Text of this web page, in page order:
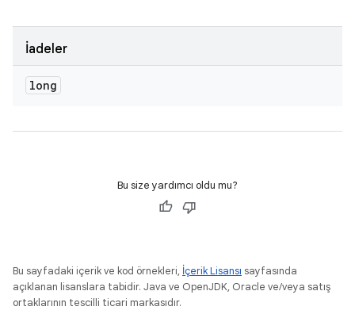
İadeler
long
Bu size yardımcı oldu mu?
Bu sayfadaki içerik ve kod örnekleri, İçerik Lisansı sayfasında
açıklanan lisanslara tabidir. Java ve OpenJDK, Oracle ve/veya satış
ortaklarının tescilli ticari markasıdır.